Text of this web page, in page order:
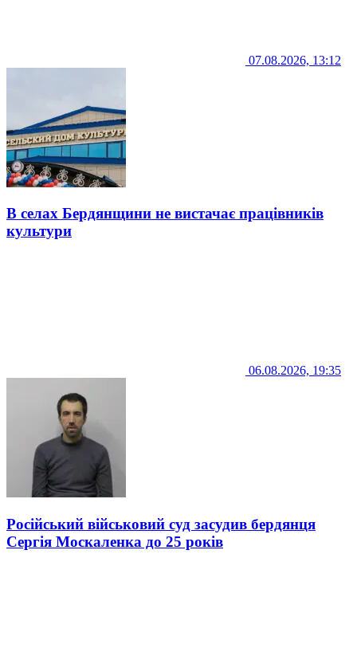
07.08.2026, 13:12
В селах Бердянщини не вистачає працівників
культури
06.08.2026, 19:35
Російський військовий суд засудив бердянця
Сергія Москаленка до 25 років